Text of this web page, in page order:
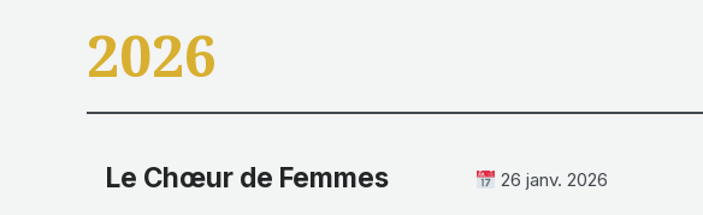
2026
Le Chœur de Femmes 26 janv. 2026